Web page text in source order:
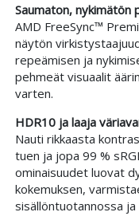
Saumaton, nykimätön
AMD FreeSync™
näytön
repeämisen ja
pehmeät visuaalit
varten.
HDR10 ja laaja
Nauti rikkaasta
tuen ja jopa 99 %
ominaisuudet luovat
kokemuksen,
sisällöntuotannossa